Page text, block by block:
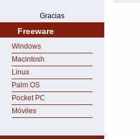
Gracias
Freeware
Windows
Macintosh
Linux
Palm OS
Pocket PC
Móviles